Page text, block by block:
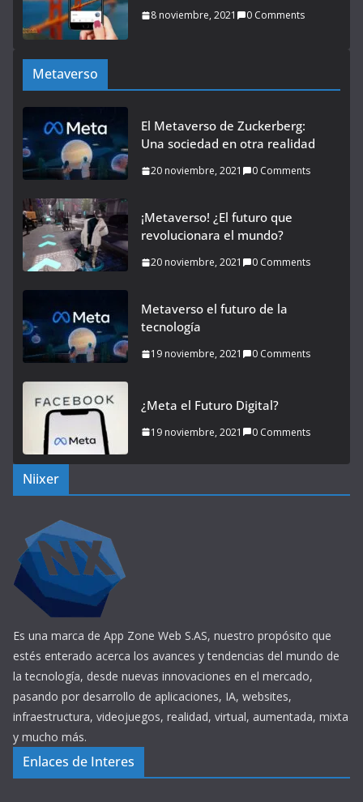
8 noviembre, 2021 0 Comments
Metaverso
El Metaverso de Zuckerberg:
Una sociedad en otra realidad
20 noviembre, 2021 0 Comments
¡Metaverso! ¿El futuro que
revolucionara el mundo?
20 noviembre, 2021 0 Comments
Metaverso el futuro de la
tecnología
19 noviembre, 2021 0 Comments
¿Meta el Futuro Digital?
19 noviembre, 2021 0 Comments
Niixer
Es una marca de App Zone Web S.AS, nuestro propósito que
estés enterado acerca los avances y tendencias del mundo de
la tecnología, desde nuevas innovaciones en el mercado,
pasando por desarrollo de aplicaciones, IA, websites,
infraestructura, videojuegos, realidad, virtual, aumentada, mixta
y mucho más.
Enlaces de Interes